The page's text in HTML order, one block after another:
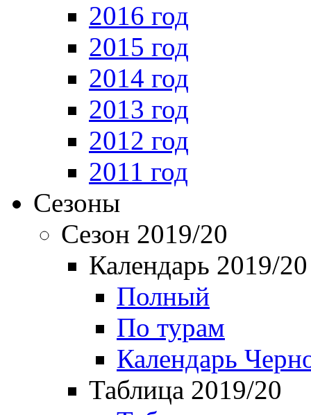
2016 год
2015 год
2014 год
2013 год
2012 год
2011 год
Сезоны
Сезон 2019/20
Календарь 2019/20
Полный
По турам
Календарь
Таблица 2019/20